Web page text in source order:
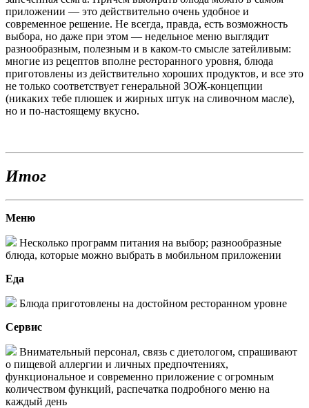
приложении — это действительно очень удобное и
современное решение. Не всегда, правда, есть возможность
выбора, но даже при этом — недельное меню выглядит
разнообразным, полезным и в каком-то смысле затейливым:
многие из рецептов вполне ресторанного уровня, блюда
приготовлены из действительно хороших продуктов, и все это
не только соответствует генеральной ЗОЖ-концепции
(никаких тебе плюшек и жирных штук на сливочном масле),
но и по-настоящему вкусно.
Итог
Меню
Несколько программ питания на выбор; разнообразные
блюда, которые можно выбрать в мобильном приложении
Еда
Блюда приготовлены на достойном ресторанном уровне
Сервис
Внимательный персонал, связь с диетологом, спрашивают
о пищевой аллергии и личных предпочтениях,
функциональное и современно приложение с огромным
количеством функций, распечатка подробного меню на
каждый день